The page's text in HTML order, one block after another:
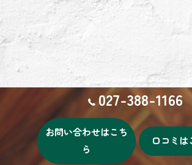
027-388-1166
お問い合わせはこち
ら
口コミは